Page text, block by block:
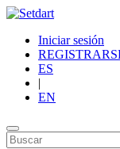
Iniciar sesión
ES
|
EN